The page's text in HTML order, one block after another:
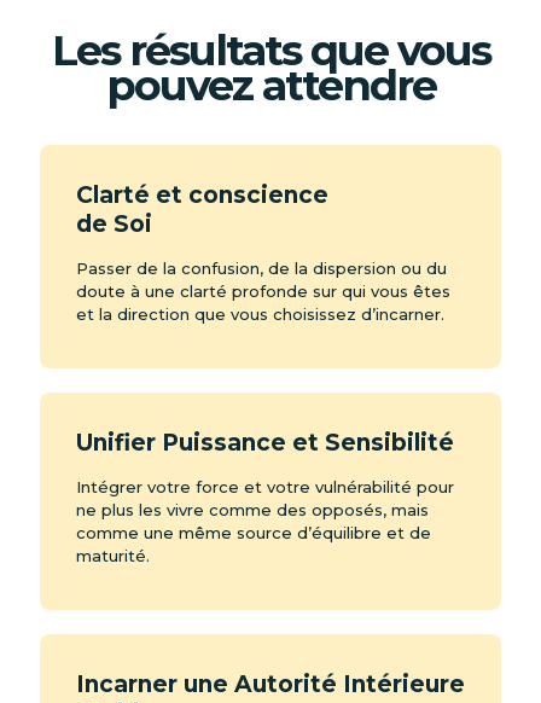
Les résultats que vous
pouvez attendre
Clarté et conscience
de Soi
Passer de la confusion, de la dispersion ou du
doute à une clarté profonde sur qui vous êtes
et la direction que vous choisissez d’incarner.
Unifier Puissance et Sensibilité
Intégrer votre force et votre vulnérabilité pour
ne plus les vivre comme des opposés, mais
comme une même source d’équilibre et de
maturité.
Incarner une Autorité Intérieure